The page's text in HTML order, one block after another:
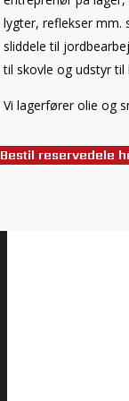
lygter, reflekser
sliddele til
til skovle og udstyr til
Vi lagerfører olie og
Bestil reservedele